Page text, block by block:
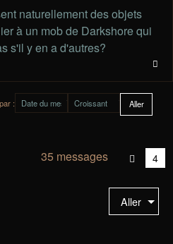
naturellement des objets
à un mob de Darkshore qui
s'il y en a d'autres?
:
35 messages
à
la
4
Aller